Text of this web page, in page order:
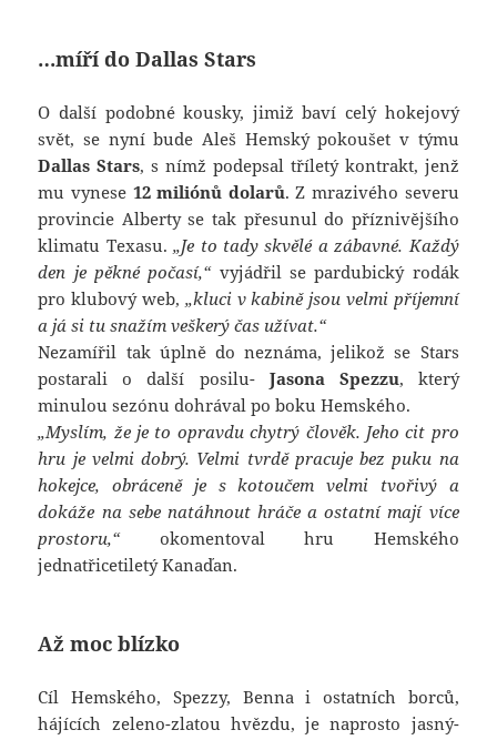
…míří do Dallas Stars
O další podobné kousky, jimiž baví celý hokejový
svět, se nyní bude Aleš Hemský pokoušet v týmu
Dallas Stars, s nímž podepsal tříletý kontrakt, jenž
mu vynese 12 miliónů dolarů. Z mrazivého severu
provincie Alberty se tak přesunul do příznivějšího
klimatu Texasu.„Je to tady skvělé a zábavné. Každý
den je pěkné počasí,“vyjádřil se pardubický rodák
pro klubový web, „kluci v kabině jsou velmi příjemní
a já si tu snažím veškerý čas užívat.“
Nezamířil tak úplně do neznáma, jelikož se Stars
postarali o další posilu- Jasona Spezzu, který
minulou sezónu dohrával po boku Hemského.
„Myslím, že je to opravdu chytrý člověk. Jeho cit pro
hru je velmi dobrý. Velmi tvrdě pracuje bez puku na
hokejce, obráceně je s kotoučem velmi tvořivý a
dokáže na sebe natáhnout hráče a ostatní mají více
prostoru,“okomentoval hru Hemského
jednatřicetiletý Kanaďan.
Až moc blízko
Cíl Hemského, Spezzy, Benna i ostatních borců,
hájících zeleno-zlatou hvězdu, je naprosto jasný-